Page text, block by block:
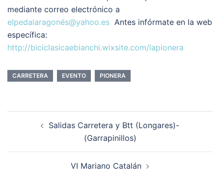
mediante correo electrónico a
elpedalaragonés@yahoo.es Antes infórmate en la web
específica:
http://biciclasicaebianchi.wixsite.com/lapionera
CARRETERA EVENTO PIONERA
Salidas Carretera y Btt (Longares)-
(Garrapinillos)
VI Mariano Catalán